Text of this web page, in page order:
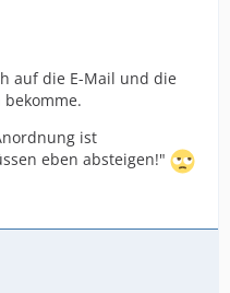
auf die E-Mail und die
ist
eben absteigen!"